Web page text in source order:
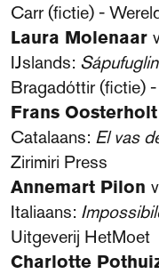
Carr (fictie) -
Laura Molenaar
IJslands:
Bragadóttir (fictie)
Frans Oosterholt
Catalaans: El vas
Zirimiri Press
Annemart Pilon
Italiaans:
Uitgeverij HetMoet
Charlotte